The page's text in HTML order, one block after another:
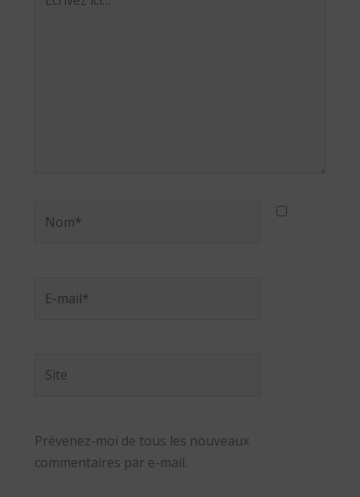
ici…
mail*
Prévenez-moi de tous les nouveaux
commentaires par e-mail.